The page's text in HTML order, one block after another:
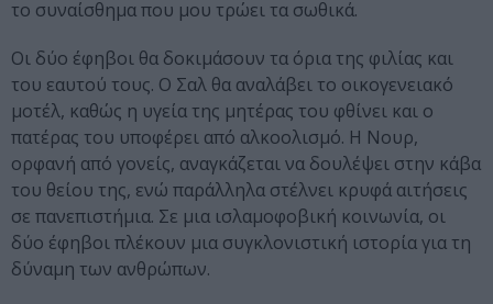
το συναίσθημα που μου τρώει τα σωθικά.
Οι δύο έφηβοι θα δοκιμάσουν τα όρια της φιλίας και
του εαυτού τους. Ο Σαλ θα αναλάβει το οικογενειακό
μοτέλ, καθώς η υγεία της μητέρας του φθίνει και ο
πατέρας του υποφέρει από αλκοολισμό. Η Νουρ,
ορφανή από γονείς, αναγκάζεται να δουλέψει στην κάβα
του θείου της, ενώ παράλληλα στέλνει κρυφά αιτήσεις
σε πανεπιστήμια. Σε μια ισλαμοφοβική κοινωνία, οι
δύο έφηβοι πλέκουν μια συγκλονιστική ιστορία για τη
δύναμη των ανθρώπων.